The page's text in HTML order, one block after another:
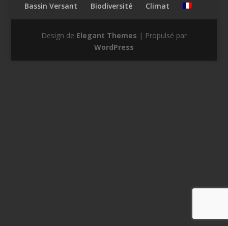
Bassin Versant
Biodiversité Climat
Design de Elegant Themes | Propulsé par
WordPress